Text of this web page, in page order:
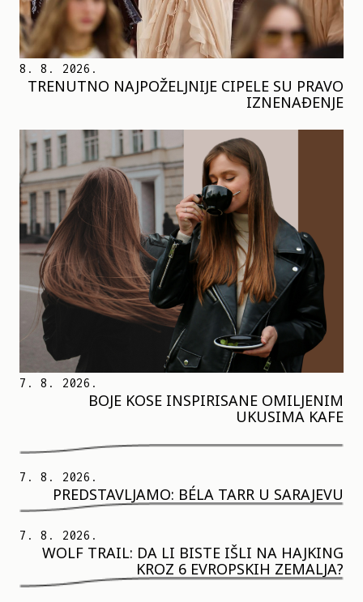
8. 8. 2026.
TRENUTNO NAJPOŽELJNIJE CIPELE SU PRAVO
IZNENAĐENJE
7. 8. 2026.
BOJE KOSE INSPIRISANE OMILJENIM
UKUSIMA KAFE
7. 8. 2026.
PREDSTAVLJAMO: BÉLA TARR U SARAJEVU
7. 8. 2026.
WOLF TRAIL: DA LI BISTE IŠLI NA HAJKING
KROZ 6 EVROPSKIH ZEMALJA?